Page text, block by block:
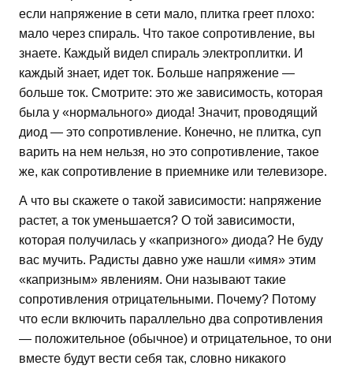
если напряжение в сети мало, плитка греет плохо:
мало через спираль. Что такое сопротивление, вы
знаете. Каждый видел спираль электроплитки. И
каждый знает, идет ток. Больше напряжение —
больше ток. Смотрите: это же зависимость, которая
была у «нормального» диода! Значит, проводящий
диод — это сопротивление. Конечно, не плитка, суп
варить на нем нельзя, но это сопротивление, такое
же, как сопротивление в приемнике или телевизоре.
А что вы скажете о такой зависимости: напряжение
растет, а ток уменьшается? О той зависимости,
которая получилась у «капризного» диода? Не буду
вас мучить. Радисты давно уже нашли «имя» этим
«капризным» явлениям. Они называют такие
сопротивления отрицательными. Почему? Потому
что если включить параллельно два сопротивления
— положительное (обычное) и отрицательное, то они
вместе будут вести себя так, словно никакого